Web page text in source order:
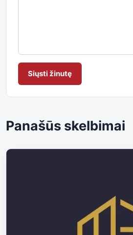
Siųsti žinutę
Panašūs skelbimai